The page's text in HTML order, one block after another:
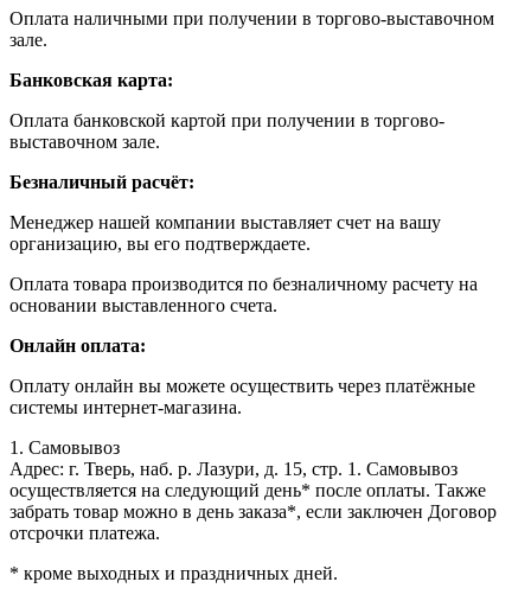
Оплата наличными при получении в торгово-выставочном
зале.
Банковская карта:
Оплата банковской картой при получении в торгово-
выставочном зале.
Безналичный расчёт:
Менеджер нашей компании выставляет счет на вашу
организацию, вы его подтверждаете.
Оплата товара производится по безналичному расчету на
основании выставленного счета.
Онлайн оплата:
Оплату онлайн вы можете осуществить через платёжные
системы интернет-магазина.
1. Самовывоз
Адрес: г. Тверь, наб. р. Лазури, д. 15, стр. 1. Самовывоз
осуществляется на следующий день* после оплаты. Также
забрать товар можно в день заказа*, если заключен Договор
отсрочки платежа.
* кроме выходных и праздничных дней.